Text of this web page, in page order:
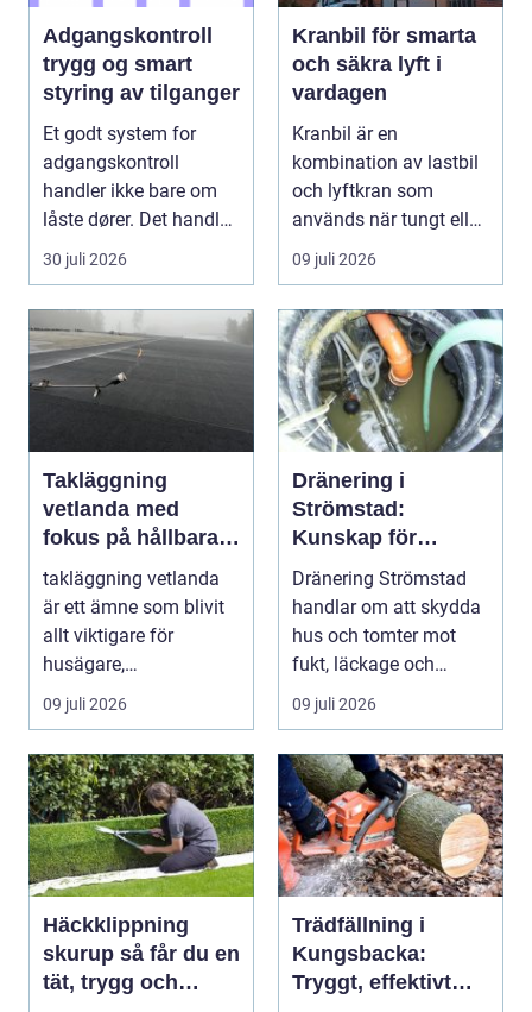
Adgangskontroll
trygg og smart
styring av tilganger
Et godt system for
adgangskontroll
handler ikke bare om
låste dører. Det handler
om å ha oversikt, k...
30 juli 2026
Kranbil för smarta
och säkra lyft i
vardagen
Kranbil är en
kombination av lastbil
och lyftkran som
används när tungt eller
skrymma...
09 juli 2026
Takläggning
vetlanda med
fokus på hållbara
tak och trygga hus
takläggning vetlanda
är ett ämne som blivit
allt viktigare för
husägare,
bostadsrättsföreningar
och ...
09 juli 2026
Dränering i
Strömstad:
Kunskap för
tryggare
husgrunder
Dränering Strömstad
handlar om att skydda
hus och tomter mot
fukt, läckage och
l&arin...
09 juli 2026
Häckklippning
skurup så får du en
tät, trygg och
Trädfällning i
Kungsbacka:
Tryggt, effektivt